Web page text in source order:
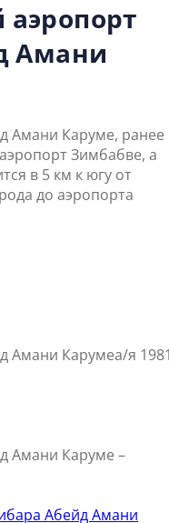
Амани
Амани Каруме, ранее
Зимбабве, а
в 5 км к югу от
до аэропорта
Амани Карумеа/я
Амани Каруме –
Абейд Амани